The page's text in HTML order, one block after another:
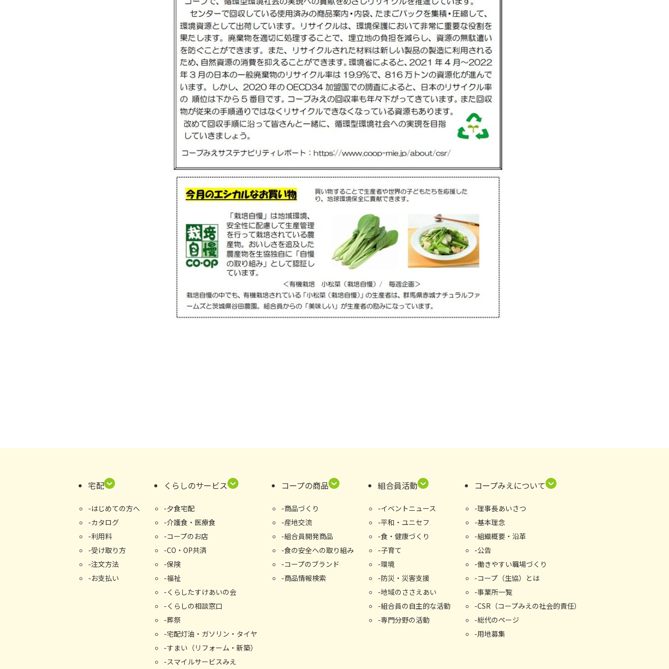
宅配
はじめての⽅へ
カタログ
利用料
受け取り⽅
注文方法
お支払い
くらしのサービス
夕食宅配
介護食・医療食
コープのお店
CO・OP共済
保険
福祉
くらしたすけあいの会
くらしの相談窓⼝
葬祭
宅配灯油・ガソリン・タイヤ
すまい（リフォーム・新築）
スマイルサービスみえ
コープの商品
商品づくり
産地交流
組合員開発商品
食の安全への取り組み
コープのブランド
商品情報検索
組合員活動
イベントニュース
平和・ユニセフ
食・健康づくり
子育て
環境
防災・災害支援
地域のささえあい
組合員の自主的な活動
専門分野の活動
コープみえについて
理事長あいさつ
基本理念
組織概要・沿⾰
公告
働きやすい職場づくり
コープ（生協）とは
事業所⼀覧
CSR（コープみえの社会的責任）
総代のページ
用地募集